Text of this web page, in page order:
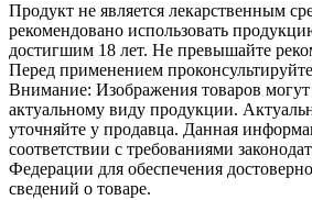
Продукт не является лекарственным
рекомендовано использовать
достигшим 18 лет. Не превышайте
Перед применением
Внимание: Изображения товаров могут
актуальному виду продукции.
уточняйте у продавца. Данная
соответствии с требованиями
Федерации для обеспечения
сведений о товаре.